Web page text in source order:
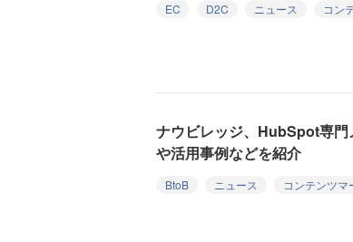
EC D2C ニュース コン
ナウビレッジ、HubSpot専
や活用事例などを紹介
BtoB ニュース コンテンツ